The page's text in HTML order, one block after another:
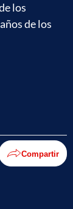
los
de los
Compartir